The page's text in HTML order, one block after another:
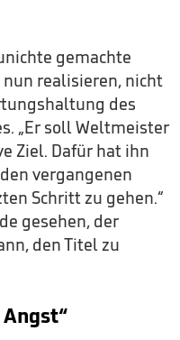
gemachte
realisieren, nicht
des
„Er soll Weltmeister
Ziel. Dafür hat ihn
vergangenen
Schritt zu gehen.“
gesehen, der
den Titel zu